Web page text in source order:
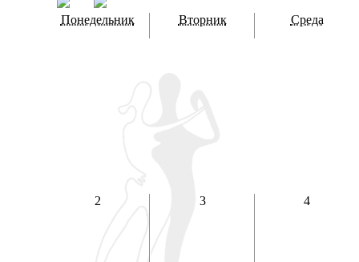
Понедельник Вторник Среда
2 3 4